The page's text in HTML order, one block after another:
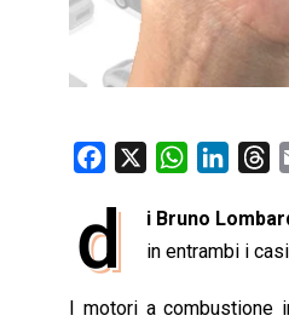
e
o
W
a
t
A
n
k
d
r
e
d
d i Bruno
in entrambi i
I motori a combustione